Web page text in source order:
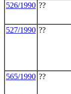
526/1990 ??
527/1990 ??
565/1990 ??